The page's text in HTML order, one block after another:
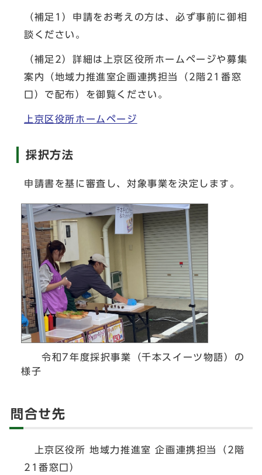
（補足1）申請をお考えの方は、必ず事前に御相
談ください。
（補足2）詳細は上京区役所ホームページや募集
案内（地域力推進室企画連携担当（2階21番窓
口）で配布）を御覧ください。
上京区役所ホームページ
採択方法
申請書を基に審査し、対象事業を決定します。
令和7年度採択事業（千本スイーツ物語）の
様子
問合せ先
上京区役所 地域力推進室 企画連携担当（2階
21番窓口）